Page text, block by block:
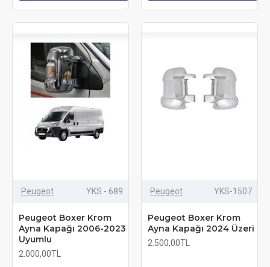
Peugeot YKS - 689
Peugeot Boxer Krom
Ayna Kapağı 2006-2023
Uyumlu
2.000,00TL
Peugeot YKS-1507
Peugeot Boxer Krom
Ayna Kapağı 2024 Üzeri
2.500,00TL